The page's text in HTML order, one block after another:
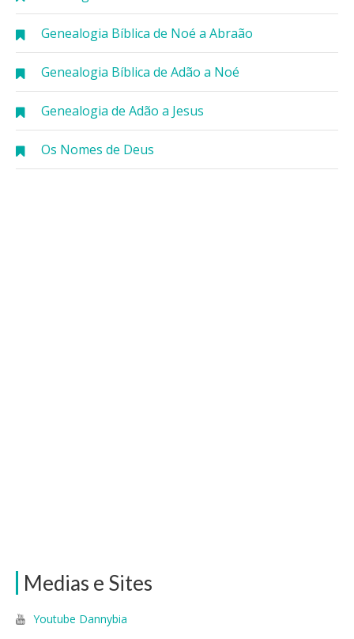
Genealogia Bíblica de Noé a Abraão
Genealogia Bíblica de Adão a Noé
Genealogia de Adão a Jesus
Os Nomes de Deus
Medias e Sites
Youtube Dannybia